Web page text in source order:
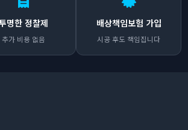
명한 정찰제
추가 비용 없음
배상책임보험 가입
시공 후도 책임집니다